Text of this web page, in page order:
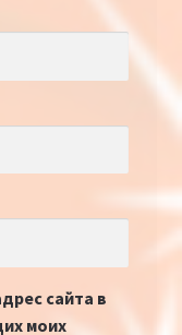
сайта в
моих